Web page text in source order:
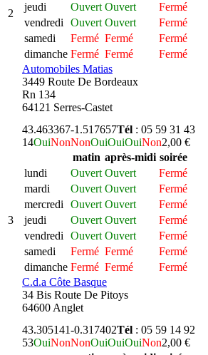
2
jeudi
Ouvert Ouvert
Fermé
vendredi
Ouvert Ouvert
Fermé
samedi
Fermé Fermé
Fermé
dimanche Fermé Fermé
Fermé
Automobiles Matias
3449 Route De Bordeaux
Rn 134
64121 Serres-Castet
3
43.463367-1.517657Tél : 05 59 31 43
14OuiNonNonOuiOuiOuiNon2,00 €
matin après-midi soirée
lundi
Ouvert Ouvert
Fermé
mardi
Ouvert Ouvert
Fermé
mercredi
Ouvert Ouvert
Fermé
jeudi
Ouvert Ouvert
Fermé
vendredi
Ouvert Ouvert
Fermé
samedi
Fermé Fermé
Fermé
dimanche Fermé Fermé
Fermé
C.d.a Côte Basque
34 Bis Route De Pitoys
64600 Anglet
43.305141-0.317402Tél : 05 59 14 92
53OuiNonNonOuiOuiOuiNon2,00 €